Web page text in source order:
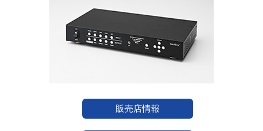
販売店情報